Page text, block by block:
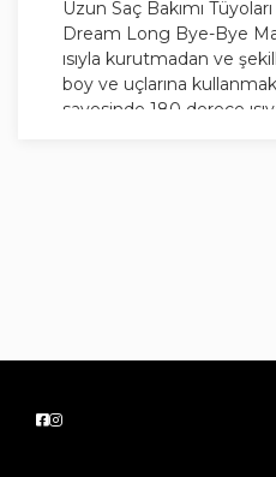
Uzun Saç Bakımı
Dream Long Bye-Bye
ısıyla kurutmadan ve
boy ve uçlarına
sayesinde 180 derece